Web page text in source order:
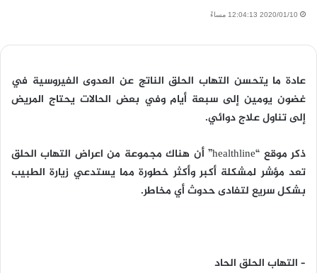
2020/01/10 12:04:13 مساءً
عادة ما يتحسن التهاب الحلق الناتج عن العدوى الفيروسية في
غضون يومين إلى سبعة أيام وفي بعض الحالات يحتاج المريض
إلى تناول علاج دوائي.
ذكر موقع “healthline” أن هناك مجموعة من اعراض التهاب الحلق
تعد مؤشر لمشكلة أكبر وأكثر خطورة مما يستدعي زيارة الطبيب
بشكل سريع لتفادى حدوث أي مخاطر.
– التهاب الحلق الحاد